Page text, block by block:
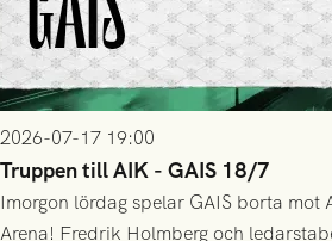
2026-07-17 19:00
Truppen till AIK - GAIS 18/7
Imorgon lördag spelar GAIS borta mot
Arena! Fredrik Holmberg och